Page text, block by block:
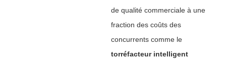
de qualité commerciale à une
fraction des coûts des
concurrents comme le
torréfacteur intelligent